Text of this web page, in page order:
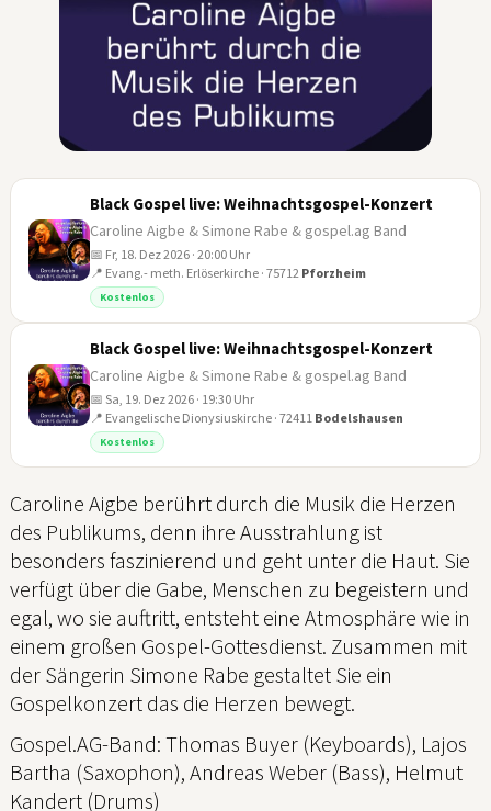
Black Gospel live: Weihnachtsgospel-Konzert
Caroline Aigbe & Simone Rabe & gospel.ag Band
📅 Fr, 18. Dez 2026 · 20:00 Uhr
📍 Evang.- meth. Erlöserkirche · 75712 Pforzheim
Kostenlos
Black Gospel live: Weihnachtsgospel-Konzert
Caroline Aigbe & Simone Rabe & gospel.ag Band
📅 Sa, 19. Dez 2026 · 19:30 Uhr
📍 Evangelische Dionysiuskirche · 72411 Bodelshausen
Kostenlos
Caroline Aigbe berührt durch die Musik die Herzen
des Publikums, denn ihre Ausstrahlung ist
besonders faszinierend und geht unter die Haut. Sie
verfügt über die Gabe, Menschen zu begeistern und
egal, wo sie auftritt, entsteht eine Atmosphäre wie in
einem großen Gospel-Gottesdienst. Zusammen mit
der Sängerin Simone Rabe gestaltet Sie ein
Gospelkonzert das die Herzen bewegt.
Gospel.AG-Band: Thomas Buyer (Keyboards), Lajos
Bartha (Saxophon), Andreas Weber (Bass), Helmut
Kandert (Drums)